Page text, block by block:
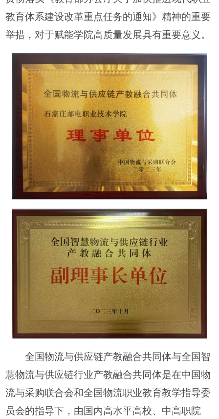
教育体系建设改革重点任务的通知》精神的重要
举措，对于赋能学院高质量发展具有重要意义。
全国物流与供应链产教融合共同体与全国智
慧物流与供应链行业产教融合共同体是在中国物
流与采购联合会和全国物流职业教育教学指导委
员会的指导下，由国内高水平高校、中高职院